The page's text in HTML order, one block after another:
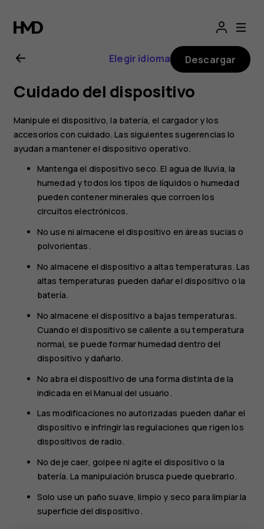
Manual
del
usuario
de
Nokia
3.4
Elegir idioma Descargar
Cuidado del dispositivo
Manipule el dispositivo, la batería, el cargador y los
accesorios con cuidado. Las siguientes sugerencias lo
ayudan a mantener el dispositivo operativo.
Mantenga el dispositivo seco. El agua de lluvia, la
humedad y todos los tipos de líquidos o humedad
pueden contener minerales que corroen los
circuitos electrónicos.
No use ni almacene el dispositivo en áreas sucias o
polvorientas.
No almacene el dispositivo a altas temperaturas. Las
altas temperaturas pueden dañar el dispositivo o la
batería.
No almacene el dispositivo a bajas temperaturas.
Cuando el dispositivo se caliente a su temperatura
normal, se puede formar humedad dentro del
dispositivo y dañarlo.
No abra el dispositivo de una forma distinta de la
indicada en el Manual del usuario.
Las modificaciones no autorizadas pueden dañar el
dispositivo e infringir las regulaciones que rigen los
dispositivos de radio.
No deje caer, golpee ni agite el dispositivo o la
batería. La manipulación brusca puede quebrarlo.
Solo use un paño suave, limpio y seco para limpiar la
superficie del dispositivo.